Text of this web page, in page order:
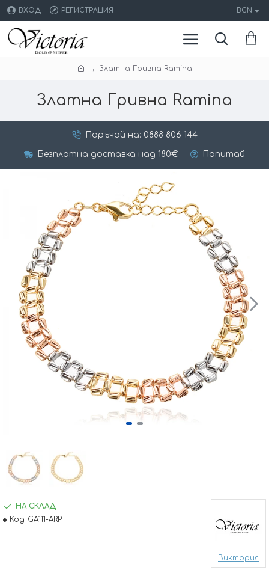
ВХОД РЕГИСТРАЦИЯ BGN
Златна Гривна Ramina
Златна Гривна Ramina
Поръчай на: 0888 806 144
Безплатна доставка над 180€ Попитай
НА СКЛАД
Код: GA111-ARP
Виктория